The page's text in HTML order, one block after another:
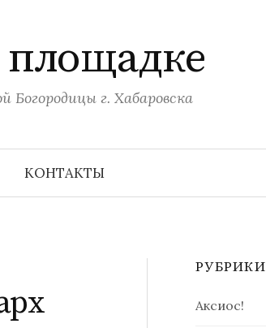
Богородицы г. Хабаровска
КОНТАКТЫ
РУБРИКИ
Аксиос!